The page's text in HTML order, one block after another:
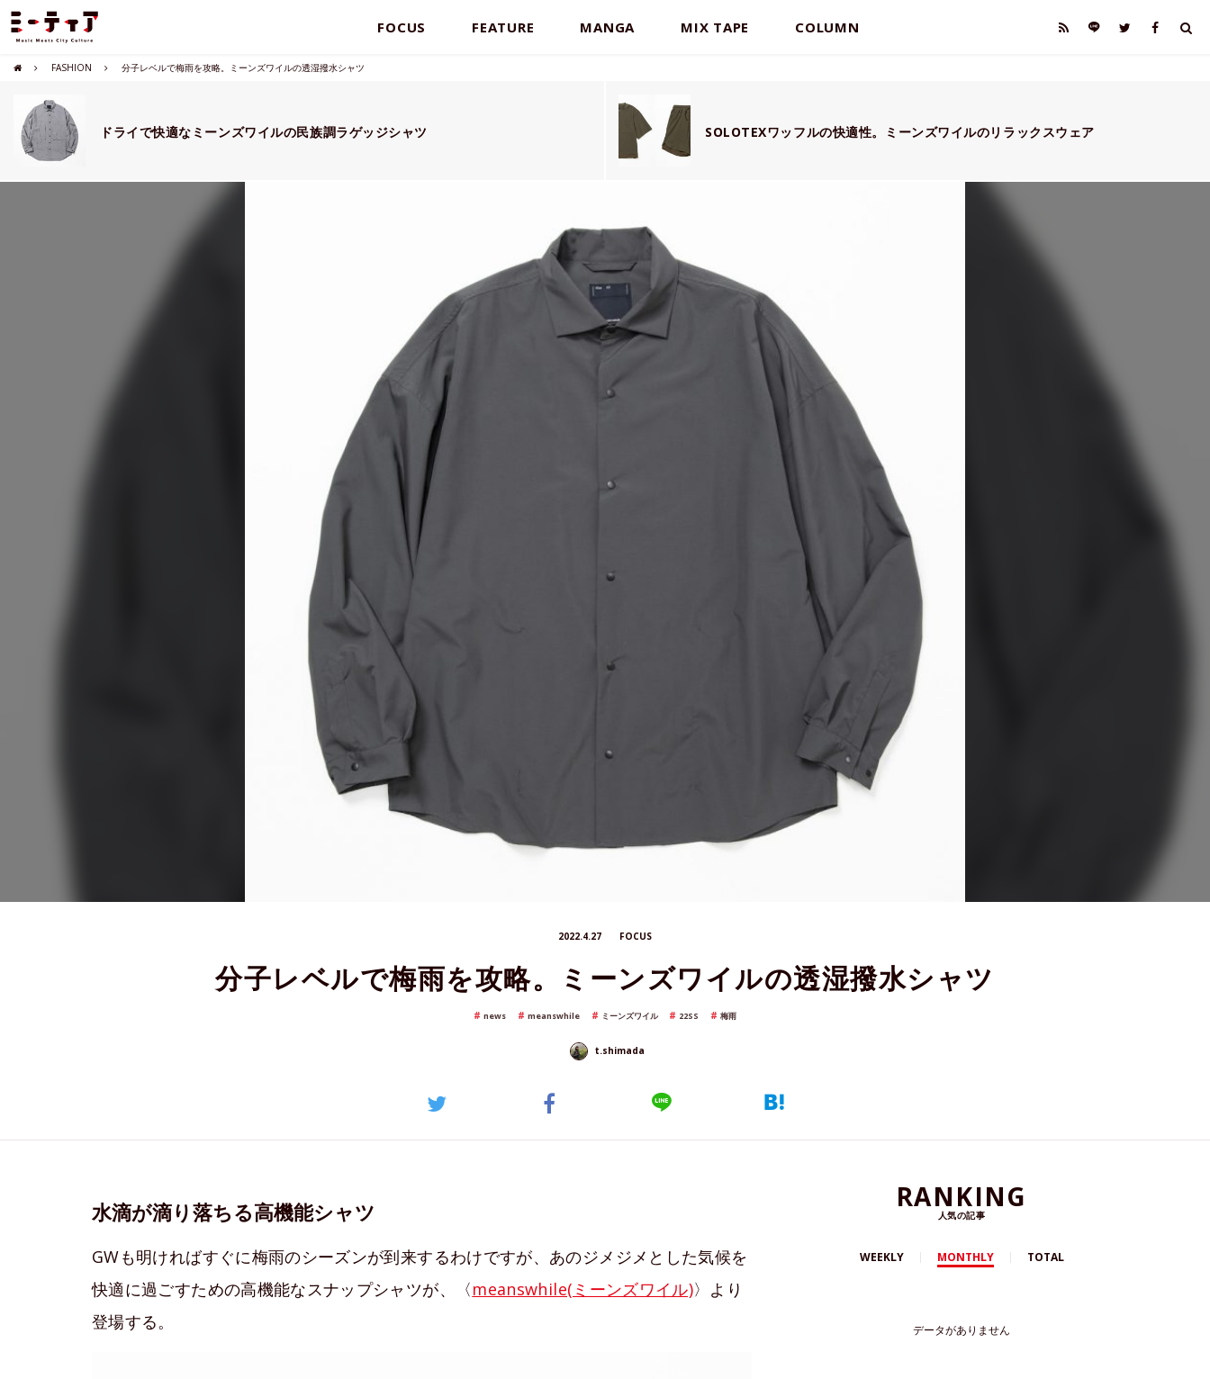
FOCUS FEATURE MANGA MIX TAPE COLUMN
FASHION 分子レベルで梅雨を攻略。ミーンズワイルの透湿撥水シャツ
ドライで快適なミーンズワイルの民族調ラゲッジシャツ SOLOTEXワッフルの快適性。ミーンズワイルのリラックスウェア
2022.4.27 FOCUS
分子レベルで梅雨を攻略。ミーンズワイルの透湿撥水シャツ
news meanswhile ミーンズワイル 22SS 梅雨
t.shimada
水滴が滴り落ちる高機能シャツ
GWも明ければすぐに梅雨のシーズンが到来するわけですが、あのジメジメとした気候を
快適に過ごすための高機能なスナップシャツが、〈meanswhile(ミーンズワイル)〉より
登場する。
RANKING
人気の記事
WEEKLY MONTHLY TOTAL
データがありません